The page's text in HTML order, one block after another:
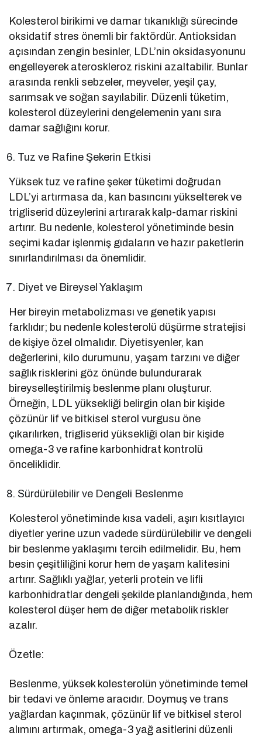
Kolesterol birikimi ve damar tıkanıklığı sürecinde
oksidatif stres önemli bir faktördür. Antioksidan
açısından zengin besinler, LDL’nin oksidasyonunu
engelleyerek ateroskleroz riskini azaltabilir. Bunlar
arasında renkli sebzeler, meyveler, yeşil çay,
sarımsak ve soğan sayılabilir. Düzenli tüketim,
kolesterol düzeylerini dengelemenin yanı sıra
damar sağlığını korur.
Tuz ve Rafine Şekerin Etkisi
Yüksek tuz ve rafine şeker tüketimi doğrudan
LDL’yi artırmasa da, kan basıncını yükselterek ve
trigliserid düzeylerini artırarak kalp-damar riskini
artırır. Bu nedenle, kolesterol yönetiminde besin
seçimi kadar işlenmiş gıdaların ve hazır paketlerin
sınırlandırılması da önemlidir.
Diyet ve Bireysel Yaklaşım
Her bireyin metabolizması ve genetik yapısı
farklıdır; bu nedenle kolesterolü düşürme stratejisi
de kişiye özel olmalıdır. Diyetisyenler, kan
değerlerini, kilo durumunu, yaşam tarzını ve diğer
sağlık risklerini göz önünde bulundurarak
bireyselleştirilmiş beslenme planı oluşturur.
Örneğin, LDL yüksekliği belirgin olan bir kişide
çözünür lif ve bitkisel sterol vurgusu öne
çıkarılırken, trigliserid yüksekliği olan bir kişide
omega-3 ve rafine karbonhidrat kontrolü
önceliklidir.
Sürdürülebilir ve Dengeli Beslenme
Kolesterol yönetiminde kısa vadeli, aşırı kısıtlayıcı
diyetler yerine uzun vadede sürdürülebilir ve dengeli
bir beslenme yaklaşımı tercih edilmelidir. Bu, hem
besin çeşitliliğini korur hem de yaşam kalitesini
artırır. Sağlıklı yağlar, yeterli protein ve lifli
karbonhidratlar dengeli şekilde planlandığında, hem
kolesterol düşer hem de diğer metabolik riskler
azalır.
Özetle:
Beslenme, yüksek kolesterolün yönetiminde temel
bir tedavi ve önleme aracıdır. Doymuş ve trans
yağlardan kaçınmak, çözünür lif ve bitkisel sterol
alımını artırmak, omega-3 yağ asitlerini düzenli